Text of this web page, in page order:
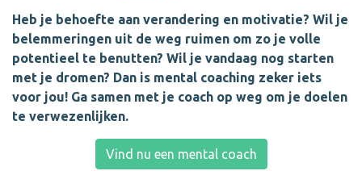
Heb je behoefte aan verandering en motivatie? Wil je
belemmeringen uit de weg ruimen om zo je volle
potentieel te benutten? Wil je vandaag nog starten
met je dromen? Dan is mental coaching zeker iets
voor jou! Ga samen met je coach op weg om je doelen
te verwezenlijken.
Vind nu een mental coach